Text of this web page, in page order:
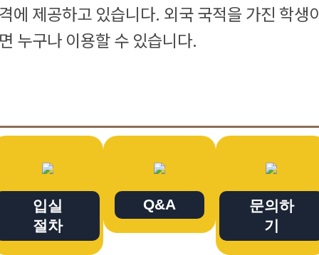
에 제공하고 있습니다. 외국 국적을 가진 학생
누구나 이용할 수 있습니다.
입실
절차
Q&A
문의하
기